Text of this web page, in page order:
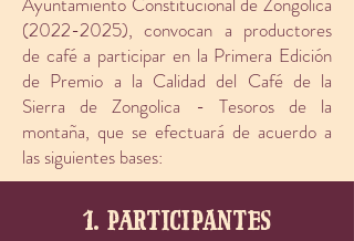
(2022-2025), convocan a productores
de café a participar en la Primera Edición
de Premio a la Calidad del Café de la
Sierra de Zongolica - Tesoros de la
montaña, que se efectuará de acuerdo a
las siguientes bases:
1. participantes